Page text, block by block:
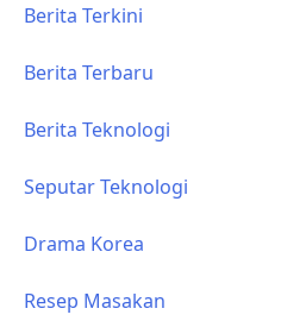
Berita Terkini
Berita Terbaru
Berita Teknologi
Seputar Teknologi
Drama Korea
Resep Masakan